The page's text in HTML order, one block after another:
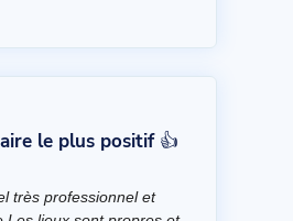
le plus positif 👍
très professionnel et